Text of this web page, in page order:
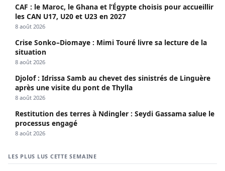
CAF : le Maroc, le Ghana et l’Égypte choisis pour accueillir
les CAN U17, U20 et U23 en 2027
8 août 2026
Crise Sonko–Diomaye : Mimi Touré livre sa lecture de la
situation
8 août 2026
Djolof : Idrissa Samb au chevet des sinistrés de Linguère
après une visite du pont de Thylla
8 août 2026
Restitution des terres à Ndingler : Seydi Gassama salue le
processus engagé
8 août 2026
LES PLUS LUS CETTE SEMAINE